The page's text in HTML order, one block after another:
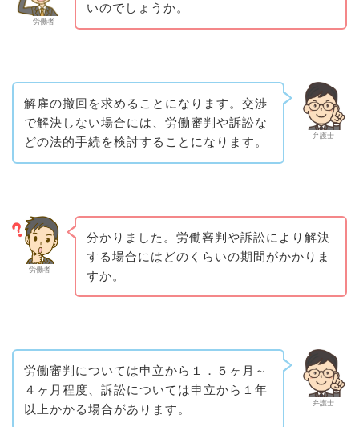
労働者
いのでしょうか。
弁護士
解雇の撤回を求めることになります。交渉
で解決しない場合には、労働審判や訴訟な
どの法的手続を検討することになります。
労働者
分かりました。労働審判や訴訟により解決
する場合にはどのくらいの期間がかかりま
すか。
弁護士
労働審判については申立から１．５ヶ月～
４ヶ月程度、訴訟については申立から１年
以上かかる場合があります。